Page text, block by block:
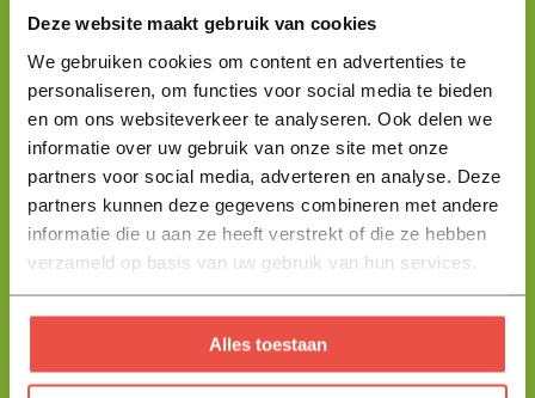
Deze website maakt gebruik van cookies
We gebruiken cookies om content en advertenties te
personaliseren, om functies voor social media te bieden
en om ons websiteverkeer te analyseren. Ook delen we
informatie over uw gebruik van onze site met onze
partners voor social media, adverteren en analyse. Deze
partners kunnen deze gegevens combineren met andere
informatie die u aan ze heeft verstrekt of die ze hebben
verzameld op basis van uw gebruik van hun services.
Alles toestaan
Floris helpt je graag
Stuur mij een berichtje en ik help je jouw product uit te zoeken
en vertel je alles wat je moet weten.
Help mij kiezen
+31 344 23 44 64
info@flowbo.nl
De beste tuininspiraties per mail
ontvangen?